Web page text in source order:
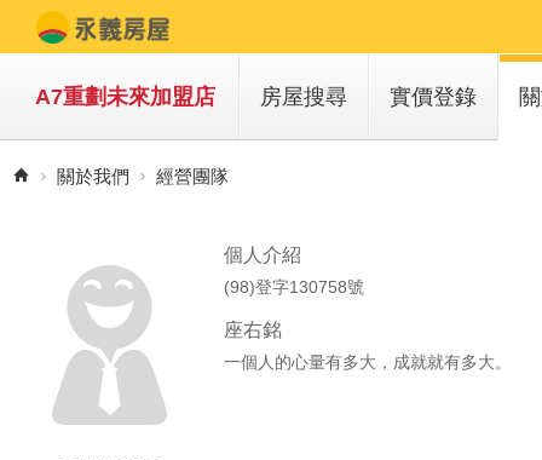
A7重劃未來加盟店 房屋搜尋 實價登錄
關於我們 經營團隊
個人介紹
(98)登字130758號
座右銘
一個人的心量有多大，成就就有多大。